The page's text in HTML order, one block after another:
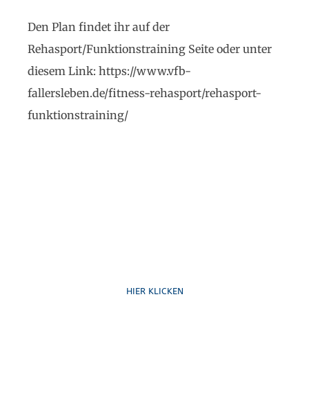
Den Plan findet ihr auf der
Rehasport/Funktionstraining Seite oder unter
diesem Link: https://www.vfb-
fallersleben.de/fitness-rehasport/rehasport-
funktionstraining/
HIER KLICKEN